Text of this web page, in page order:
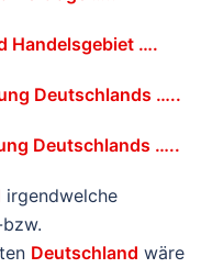
Handelsgebiet ….
Deutschlands …..
Deutschlands …..
irgendwelche
Deutschland wäre